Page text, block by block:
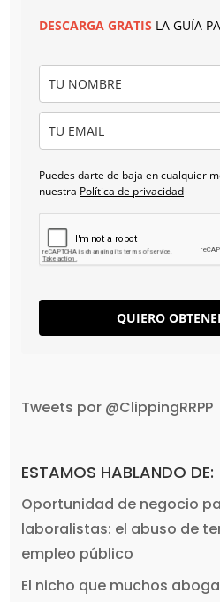
DESCARGA GRATIS LA GUÍA
Puedes darte de baja en cualquier
nuestra Política de privacidad
QUIERO
Tweets por @ClippingRRPP
ESTAMOS HABLANDO DE:
Oportunidad de negocio
laboralistas: el abuso de
empleo público
El nicho que muchos